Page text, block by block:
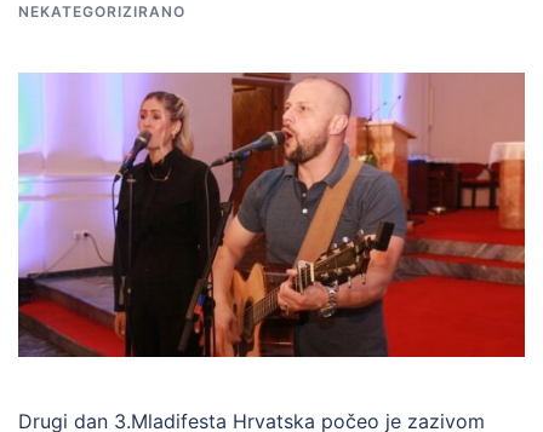
NEKATEGORIZIRANO
Drugi dan 3.Mladifesta Hrvatska počeo je zazivom